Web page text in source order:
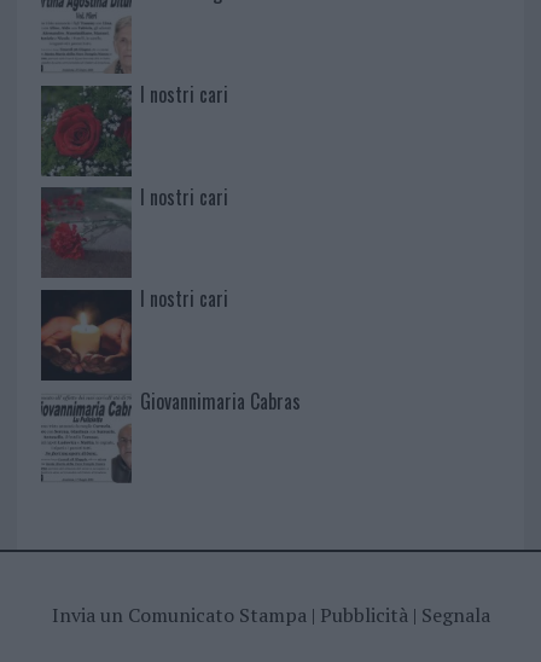
I nostri cari
I nostri cari
I nostri cari
Giovannimaria Cabras
Invia un Comunicato Stampa| Pubblicità| Segnala